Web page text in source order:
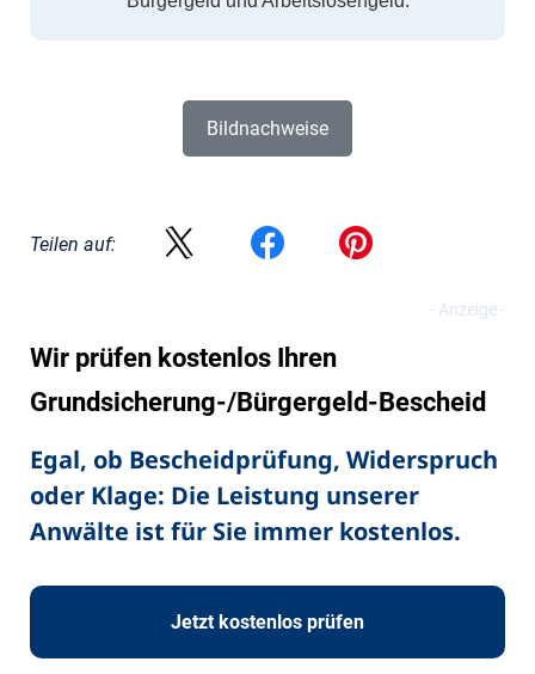
Bildnachweise
Teilen auf:
Wir prüfen kostenlos Ihren
Grundsicherung-/Bürgergeld-Bescheid
Egal, ob Bescheidprüfung, Widerspruch
oder Klage: Die Leistung unserer
Anwälte ist für Sie immer kostenlos.
Jetzt kostenlos prüfen